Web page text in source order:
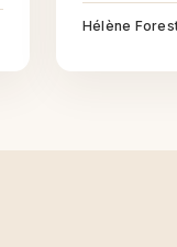
adaptations
Hélène